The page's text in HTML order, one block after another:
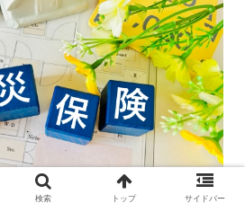
検索 トップ サイドバー